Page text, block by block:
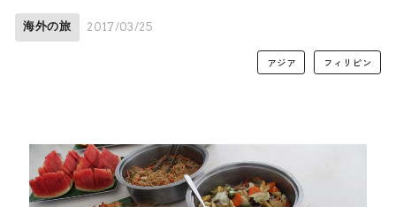
海外の旅 2017/03/25
アジア フィリピン